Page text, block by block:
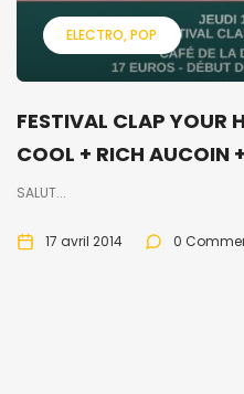
ELECTRO POP
FESTIVAL CLAP YOUR
COOL + RICH AUCOIN
SALUT...
17 avril 2014 0